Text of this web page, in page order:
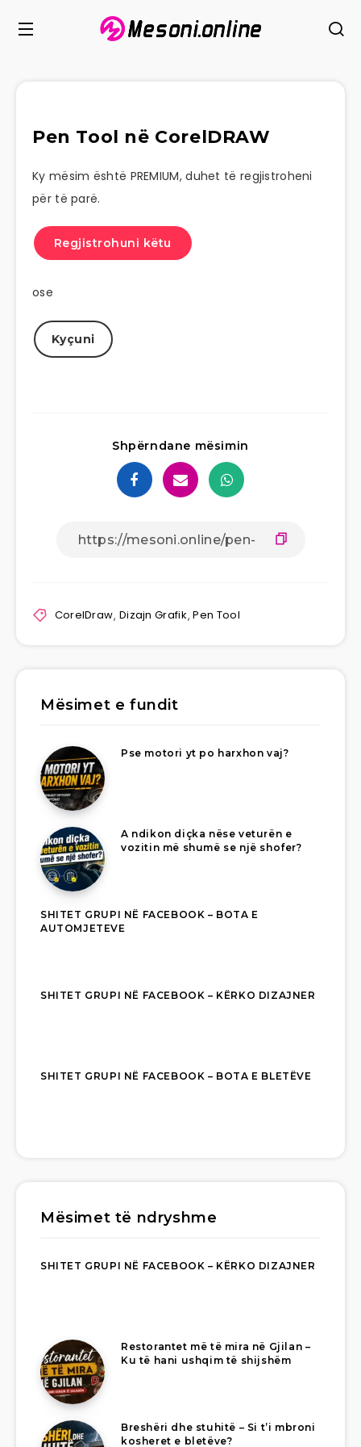
Pen Tool në CorelDRAW
Ky mësim është PREMIUM, duhet të regjistroheni
për të parë.
Regjistrohuni këtu
ose
Kyçuni
Shpërndane mësimin
CorelDraw, Dizajn Grafik,Pen Tool
Mësimet e fundit
Pse motori yt po harxhon vaj?
A ndikon diçka nëse veturën e
vozitin më shumë se një shofer?
SHITET GRUPI NË FACEBOOK – BOTA E
AUTOMJETEVE
SHITET GRUPI NË FACEBOOK – KËRKO DIZAJNER
SHITET GRUPI NË FACEBOOK – BOTA E BLETËVE
Mësimet të ndryshme
SHITET GRUPI NË FACEBOOK – KËRKO DIZAJNER
Restorantet më të mira në Gjilan –
Ku të hani ushqim të shijshëm
Breshëri dhe stuhitë – Si t’i mbroni
kosheret e bletëve?